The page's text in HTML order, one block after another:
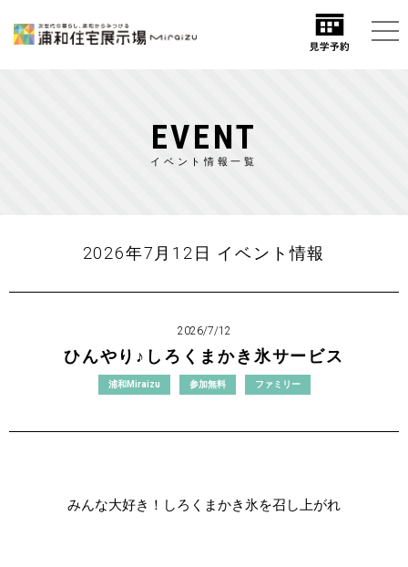
EVENT
イベント情報一覧
2026年7月12日 イベント情報
2026/7/12
ひんやり♪しろくまかき氷サービス
浦和Miraizu 参加無料 ファミリー
みんな大好き！しろくまかき氷を召し上がれ